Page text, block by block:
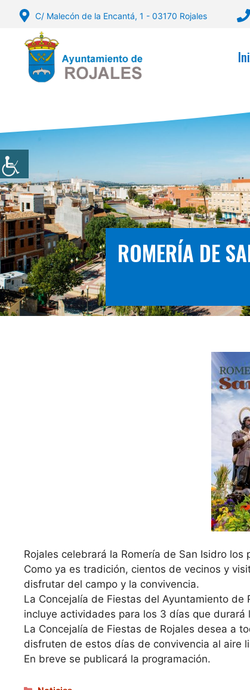
Saltar
contenido
C/ Malecón de la Encantá, 1 - 03170 Rojales
ROMERÍA DE
Rojales celebrará la Romería de San Isidro
Como ya es tradición, cientos de vecinos y
disfrutar del campo y la convivencia.
La Concejalía de Fiestas del Ayuntamiento
incluye actividades para los 3 días que durará
La Concejalía de Fiestas de Rojales desea a
disfruten de estos días de convivencia al aire
En breve se publicará la programación.